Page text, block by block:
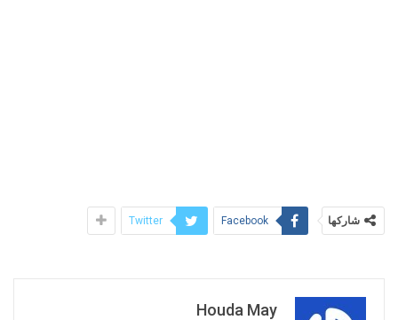
شاركها Facebook
Twitter
Houda May